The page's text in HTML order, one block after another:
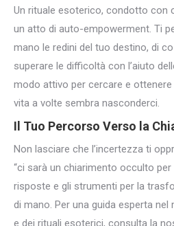
Un rituale esoterico, condotto con
un atto di auto-empowerment. Ti
mano le redini del tuo destino, di
superare le difficoltà con l’aiuto
modo attivo per cercare e
vita a volte sembra nasconderci.
Il Tuo Percorso Verso la
Non lasciare che l’incertezza ti
“ci sarà un chiarimento occulto per
risposte e gli strumenti per la
di mano. Per una guida esperta
e dei rituali esoterici, consulta la